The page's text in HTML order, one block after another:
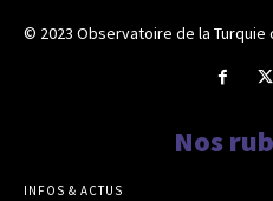
© 2023 Observatoire de la Turquie
Nos
INFOS & ACTUS